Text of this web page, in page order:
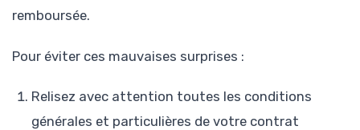
remboursée.
Pour éviter ces mauvaises surprises :
Relisez avec attention toutes les conditions
générales et particulières de votre contrat